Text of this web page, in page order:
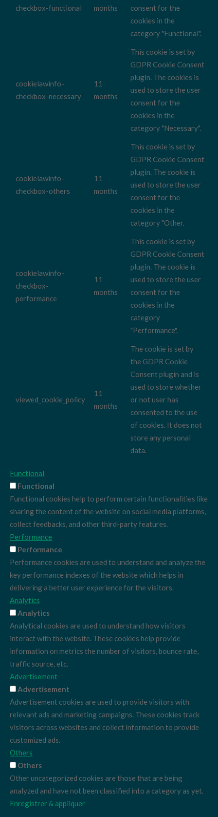
checkbox-functional
months
consent for the
cookies in the
category "Functional".
cookielawinfo-
checkbox-necessary
11
months
This cookie is set by
GDPR Cookie Consent
plugin. The cookies is
used to store the user
consent for the
cookies in the
category "Necessary".
cookielawinfo-
checkbox-others
11
months
This cookie is set by
GDPR Cookie Consent
plugin. The cookie is
used to store the user
consent for the
cookies in the
category "Other.
cookielawinfo-
checkbox-
performance
11
months
This cookie is set by
GDPR Cookie Consent
plugin. The cookie is
used to store the user
consent for the
cookies in the
category
"Performance".
viewed_cookie_policy
11
months
The cookie is set by
the GDPR Cookie
Consent plugin and is
used to store whether
or not user has
consented to the use
of cookies. It does not
store any personal
data.
Functional
Functional
Functional cookies help to perform certain functionalities like
sharing the content of the website on social media platforms,
collect feedbacks, and other third-party features.
Performance
Performance
Performance cookies are used to understand and analyze the
key performance indexes of the website which helps in
delivering a better user experience for the visitors.
Analytics
Analytics
Analytical cookies are used to understand how visitors
interact with the website. These cookies help provide
information on metrics the number of visitors, bounce rate,
traffic source, etc.
Advertisement
Advertisement
Advertisement cookies are used to provide visitors with
relevant ads and marketing campaigns. These cookies track
visitors across websites and collect information to provide
customized ads.
Others
Others
Other uncategorized cookies are those that are being
analyzed and have not been classified into a category as yet.
Enregistrer & appliquer